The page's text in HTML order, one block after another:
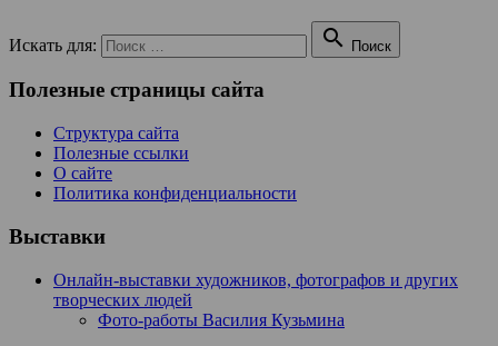
Искать для:  Поиск
Полезные страницы сайта
Структура сайта
Полезные ссылки
О сайте
Политика конфиденциальности
Выставки
Онлайн-выставки художников, фотографов и других
творческих людей
Фото-работы Василия Кузьмина